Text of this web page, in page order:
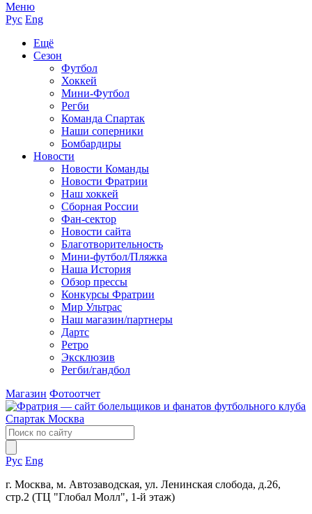
Меню
Рус Eng
Ещё
Сезон
Футбол
Хоккей
Мини-Футбол
Регби
Команда Спартак
Наши соперники
Бомбардиры
Новости
Новости Команды
Новости Фратрии
Наш хоккей
Сборная России
Фан-cектор
Новости сайта
Благотворительность
Мини-футбол/Пляжка
Наша История
Обзор прессы
Конкурсы Фратрии
Мир Ультрас
Наш магазин/партнеры
Дартс
Ретро
Эксклюзив
Регби/гандбол
Магазин Фотоотчет
Рус Eng
г. Москва, м. Автозаводская, ул. Ленинская слобода, д.26,
стр.2 (ТЦ "Глобал Молл", 1-й этаж)